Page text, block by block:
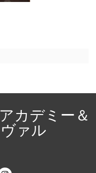
カデミー＆
ァル